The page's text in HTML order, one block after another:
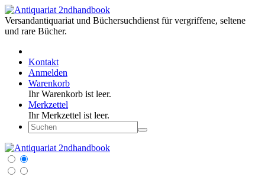
Versandantiquariat und Büchersuchdienst für vergriffene, seltene
und rare Bücher.
Kontakt
Anmelden
Warenkorb
Ihr Warenkorb ist leer.
Merkzettel
Ihr Merkzettel ist leer.